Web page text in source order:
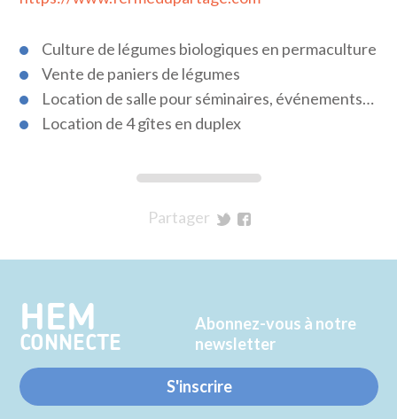
Culture de légumes biologiques en permaculture
Vente de paniers de légumes
Location de salle pour séminaires, événements…
Location de 4 gîtes en duplex
Partager
Twitter
Facebook
HEM
CONNECTE
Abonnez-vous à notre
newsletter
S'inscrire